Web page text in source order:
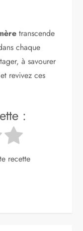
transcende
chaque
à savourer
revivez ces
:
recette